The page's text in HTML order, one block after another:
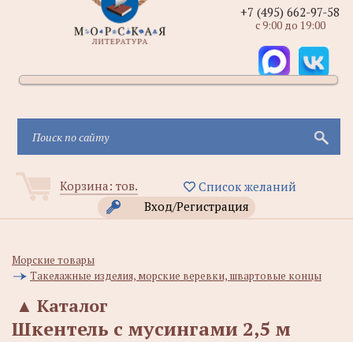
Корзина: тов.
Список желаний
Вход/Регистрация
+7 (495) 662-97-58
с 9:00 до 19:00
Морские товары
Такелажные изделия, морские веревки, швартовые концы
Каталог
▲
Шкентель с мусингами 2,5 м